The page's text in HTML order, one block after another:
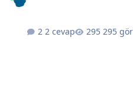
2 cevap 295